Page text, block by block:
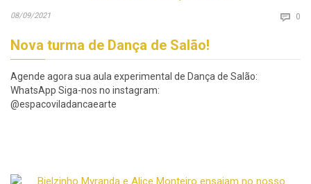
08/09/2021  0
Nova turma de Dança de Salão!
Agende agora sua aula experimental de Dança de Salão:
WhatsApp Siga-nos no instagram:
@espacoviladancaearte